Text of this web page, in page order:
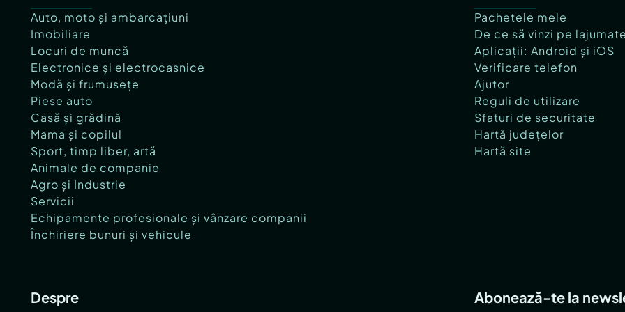
Auto, moto și ambarcațiuni
Imobiliare
Locuri de muncă
Electronice și electrocasnice
Modă și frumusețe
Piese auto
Casă și grădină
Mama și copilul
Sport, timp liber, artă
Animale de companie
Agro și Industrie
Servicii
Echipamente profesionale și vânzare companii
Închiriere bunuri și vehicule
Pachetele mele
De ce să vinzi pe
Aplicații: Android și iOS
Verificare telefon
Ajutor
Reguli de utilizare
Sfaturi de securitate
Hartă județelor
Hartă site
Despre Abonează-te la